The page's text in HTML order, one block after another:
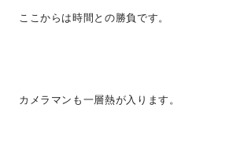
ここからは時間との勝負です。
カメラマンも一層熱が入ります。